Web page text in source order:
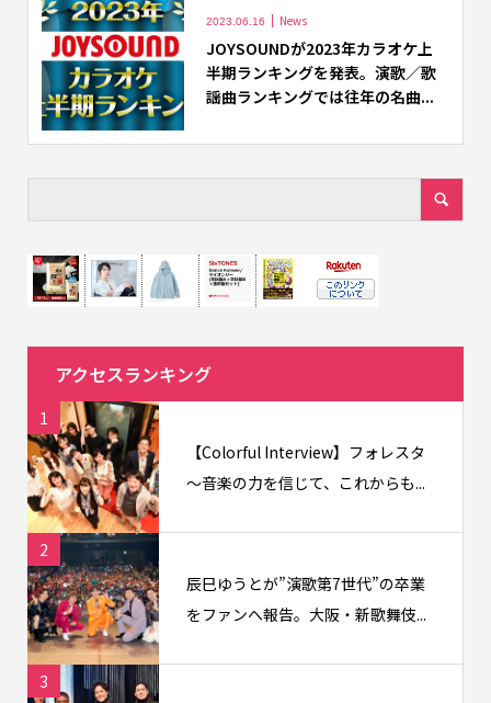
2023.06.16 News
JOYSOUNDが2023年カラオケ上
半期ランキングを発表。演歌／歌
謡曲ランキングでは往年の名曲...
アクセスランキング
1
【Colorful Interview】フォレスタ
〜音楽の力を信じて、これからも...
2
辰巳ゆうとが”演歌第7世代”の卒業
をファンへ報告。大阪・新歌舞伎...
3